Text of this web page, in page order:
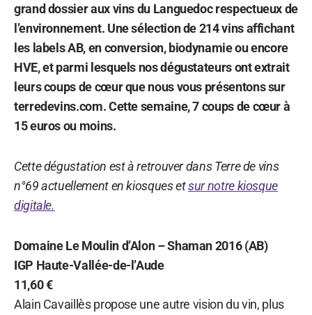
grand dossier aux vins du Languedoc respectueux de
l’environnement. Une sélection de 214 vins affichant
les labels AB, en conversion, biodynamie ou encore
HVE, et parmi lesquels nos dégustateurs ont extrait
leurs coups de cœur que nous vous présentons sur
terredevins.com. Cette semaine, 7 coups de cœur à
15 euros ou moins.
Cette dégustation est à retrouver dans Terre de vins
n°69 actuellement en kiosques etsur notre kiosque
digitale.
Domaine Le Moulin d’Alon – Shaman 2016 (AB)
IGP Haute-Vallée-de-l’Aude
11,60 €
Alain Cavaillès propose une autre vision du vin, plus